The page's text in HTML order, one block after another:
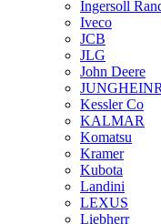
Ingersoll
Iveco
JCB
JLG
John Deere
Kessler Co
KALMAR
Komatsu
Kramer
Kubota
Landini
LEXUS
Liebherr